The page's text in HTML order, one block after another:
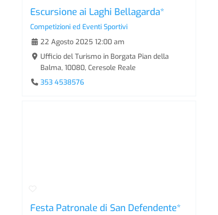
Escursione ai Laghi Bellagarda*
Competizioni ed Eventi Sportivi
22 Agosto 2025 12:00 am
Ufficio del Turismo in Borgata Pian della
Balma, 10080, Ceresole Reale
353 4538576
Festa Patronale di San Defendente*